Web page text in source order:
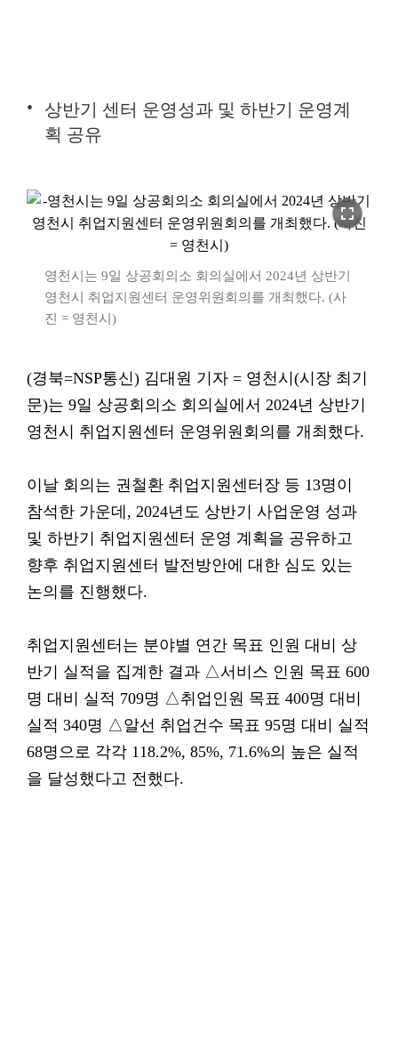
상반기 센터 운영성과 및 하반기 운영계
획 공유
fullscreen
영천시는 9일 상공회의소 회의실에서 2024년 상반기
영천시 취업지원센터 운영위원회의를 개최했다. (사
진 = 영천시)
(경북=NSP통신) 김대원 기자 = 영천시(시장 최기
문)는 9일 상공회의소 회의실에서 2024년 상반기
영천시 취업지원센터 운영위원회의를 개최했다.
이날 회의는 권철환 취업지원센터장 등 13명이
참석한 가운데, 2024년도 상반기 사업운영 성과
및 하반기 취업지원센터 운영 계획을 공유하고
향후 취업지원센터 발전방안에 대한 심도 있는
논의를 진행했다.
취업지원센터는 분야별 연간 목표 인원 대비 상
반기 실적을 집계한 결과 △서비스 인원 목표 600
명 대비 실적 709명 △취업인원 목표 400명 대비
실적 340명 △알선 취업건수 목표 95명 대비 실적
68명으로 각각 118.2%, 85%, 71.6%의 높은 실적
을 달성했다고 전했다.